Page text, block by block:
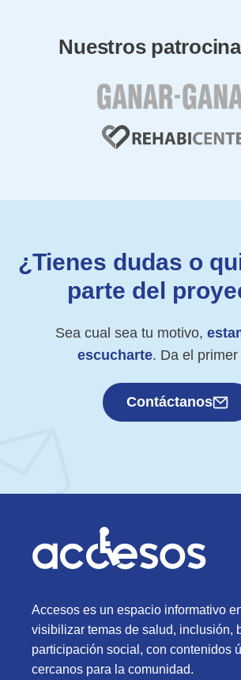
Nuestros
¿Tienes dudas o
parte del
Sea cual sea tu motivo,
escucharte. Da el primer
Contáctanos
Accesos es un espacio informativo
visibilizar temas de salud, inclusión,
participación social, con contenidos
cercanos para la comunidad.